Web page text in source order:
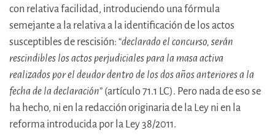
con relativa facilidad, introduciendo una fórmula
semejante a la relativa a la identificación de los actos
susceptibles de rescisión: “declarado el concurso, serán
rescindibles los actos perjudiciales para la masa activa
realizados por el deudor dentro de los dos años anteriores a la
fecha de la declaración” (artículo 71.1 LC). Pero nada de eso se
ha hecho, ni en la redacción originaria de la Ley ni en la
reforma introducida por la Ley 38/2011.